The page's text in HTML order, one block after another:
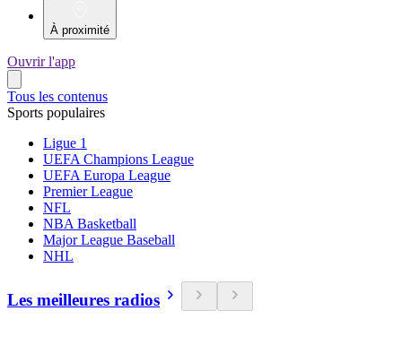
À proximité
Ouvrir l'app
Tous les contenus
Sports populaires
Ligue 1
UEFA Champions League
UEFA Europa League
Premier League
NFL
NBA Basketball
Major League Baseball
NHL
Les meilleures radios